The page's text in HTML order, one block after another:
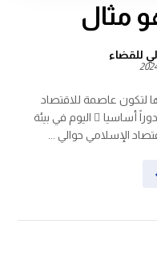
مثال
للقضاء
٢٠١٣ عن رؤيتها لتكون عاصمة للاقتصاد
أساسيا ً اليوم في بيئة
الإسلامي حوالي ...